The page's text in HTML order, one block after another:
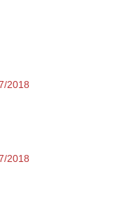
2018
2018